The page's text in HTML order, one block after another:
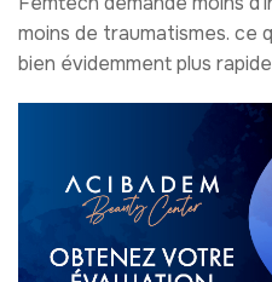
moins de traumatismes. ce
bien évidemment plus